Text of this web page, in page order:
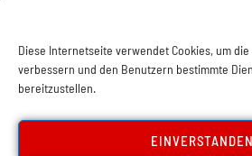
Diese Internetseite verwendet Cookies, um
verbessern und den Benutzern bestimmte
bereitzustellen.
EINVERSTANDEN